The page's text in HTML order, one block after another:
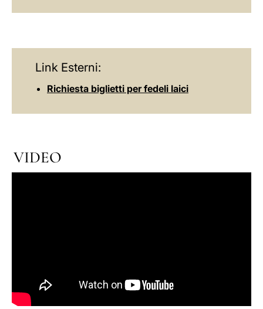
Link Esterni:
Richiesta biglietti per fedeli laici
VIDEO